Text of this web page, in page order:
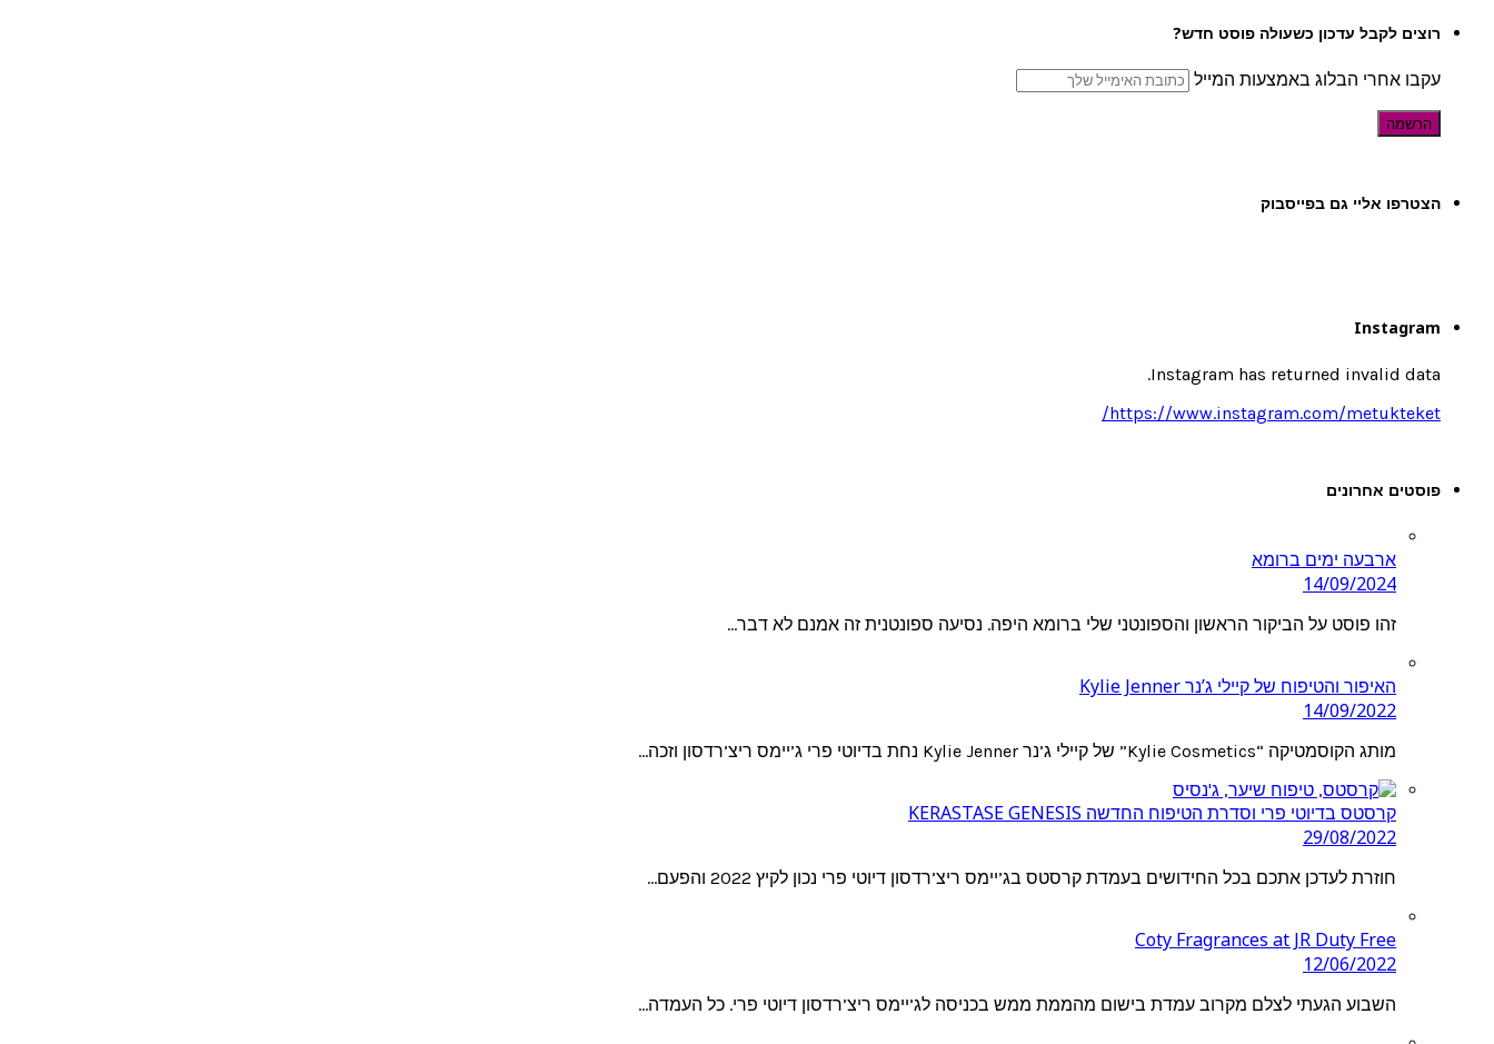
רוצים לקבל עדכון כשעולה פוסט חדש?
עקבו אחרי הבלוג באמצעות המייל
הצטרפו אליי גם בפייסבוק
Instagram
Instagram has returned invalid data.
https://www.instagram.com/metukteket/
פוסטים אחרונים
ארבעה ימים ברומא
14/09/2024
זהו פוסט על הביקור הראשון והספונטני שלי ברומא היפה. נסיעה ספונטנית זה אמנם לא דבר…
האיפור והטיפוח של קיילי ג’נר Kylie Jenner
14/09/2022
מותג הקוסמטיקה “Kylie Cosmetics” של קיילי ג’נר Kylie Jenner נחת בדיוטי פרי ג’יימס ריצ’רדסון וזכה…
קרסטס בדיוטי פרי וסדרת הטיפוח החדשה KERASTASE GENESIS
29/08/2022
חוזרת לעדכן אתכם בכל החידושים בעמדת קרסטס בג’יימס ריצ’רדסון דיוטי פרי נכון לקיץ 2022 והפעם…
Coty Fragrances at JR Duty Free
12/06/2022
השבוע הגעתי לצלם מקרוב עמדת בישום מהממת ממש בכניסה לג’יימס ריצ’רדסון דיוטי פרי. כל העמדה…